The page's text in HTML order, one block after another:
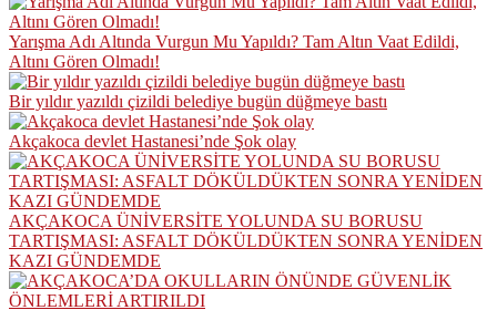
Yarışma Adı Altında Vurgun Mu Yapıldı? Tam Altın Vaat Edildi,
Altını Gören Olmadı!
Bir yıldır yazıldı çizildi belediye bugün düğmeye bastı
Akçakoca devlet Hastanesi’nde Şok olay
AKÇAKOCA ÜNİVERSİTE YOLUNDA SU BORUSU
TARTIŞMASI: ASFALT DÖKÜLDÜKTEN SONRA YENİDEN
KAZI GÜNDEMDE